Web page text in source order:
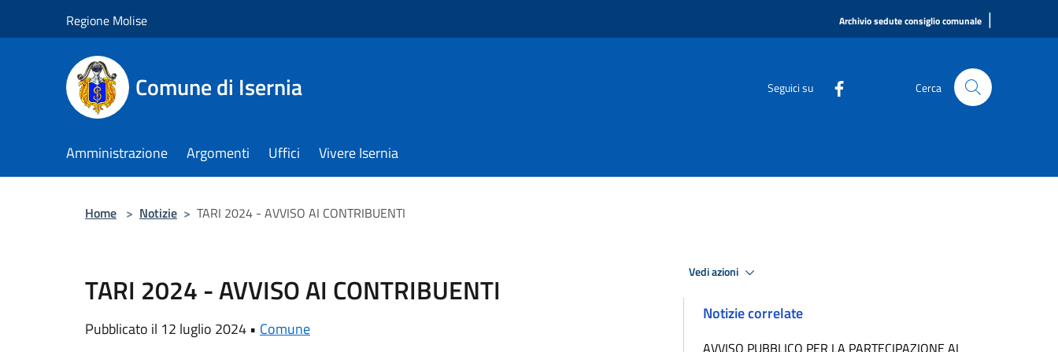
Regione Molise Archivio sedute consiglio comunale |
Comune di Isernia Seguici su Cerca
Amministrazione Argomenti Uffici Vivere Isernia
Home > Notizie > TARI 2024 - AVVISO AI CONTRIBUENTI
TARI 2024 - AVVISO AI CONTRIBUENTI
Pubblicato il 12 luglio 2024 • Comune
Vedi azioni
Notizie correlate
AVVISO PUBBLICO PER LA PARTECIPAZIONE AI